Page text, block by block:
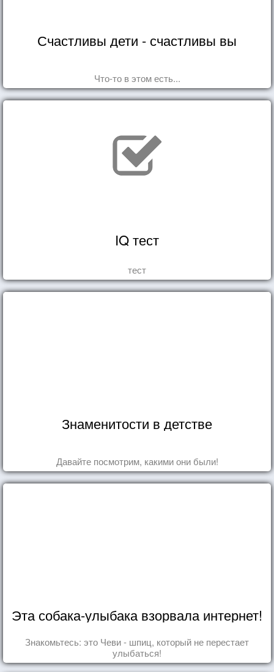
Счастливы дети - счастливы вы
Что-то в этом есть...
IQ тест
тест
Знаменитости в детстве
Давайте посмотрим, какими они были!
Эта собака-улыбака взорвала интернет!
Знакомьтесь: это Чеви - шпиц, который не перестает
улыбаться!